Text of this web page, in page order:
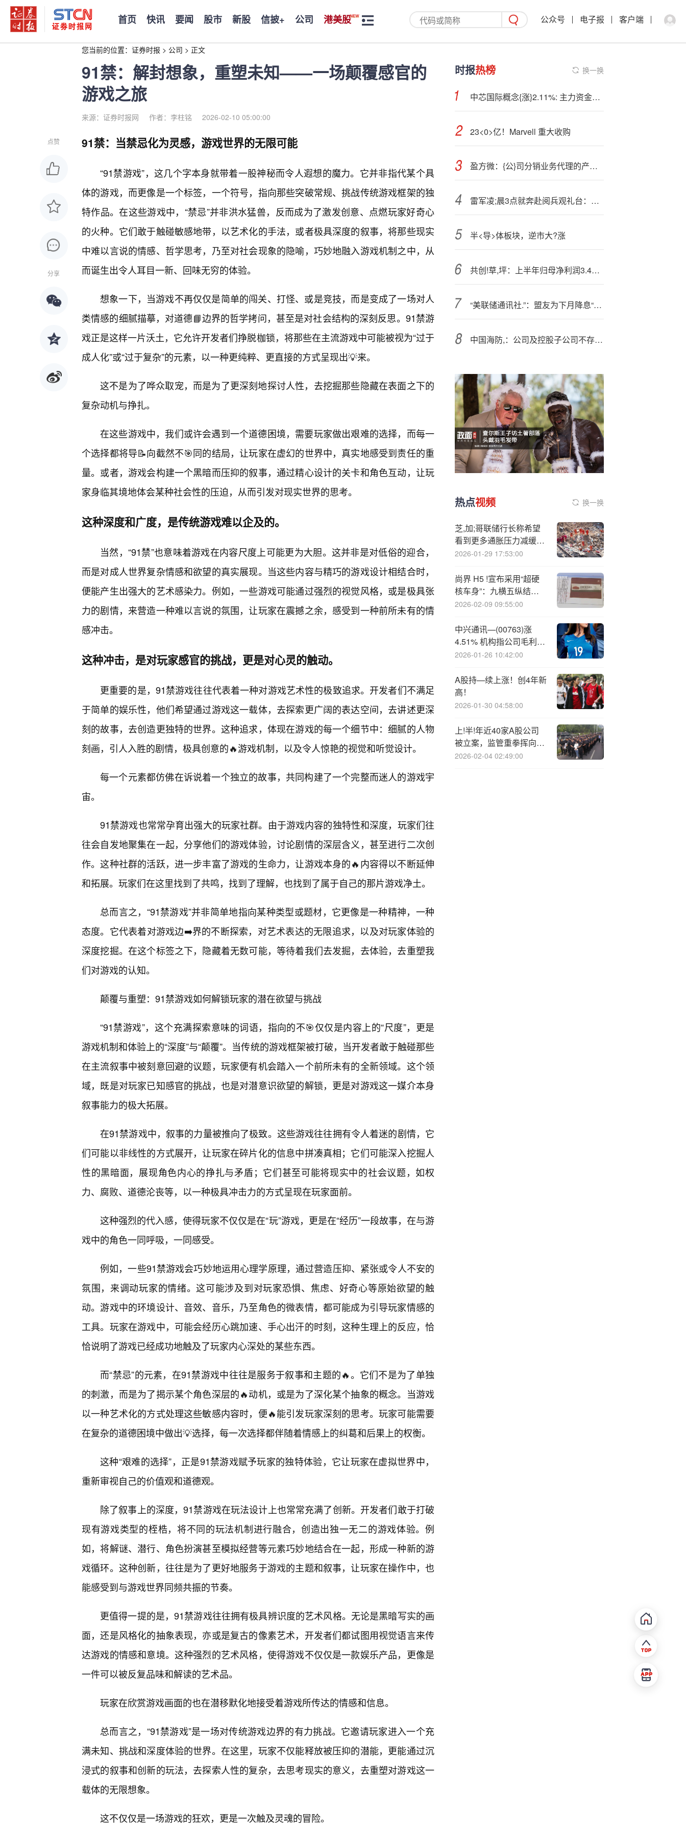
首页 快讯 要闻 股市 新股 信披+ 公司 港美股 公众号 电子报 客户端
您当前的位置： 证券时报 > 公司 > 正文
91禁：解封想象，重塑未知——一场颠覆感官的
游戏之旅
来源：证券时报网 作者：李柱铭 2026-02-10 05:00:00
点赞
分享
91禁：当禁忌化为灵感，游戏世界的无限可能
“91禁游戏”，这几个字本身就带着一股神秘而令人遐想的魔力。它并非指代某个具
体的游戏，而更像是一个标签，一个符号，指向那些突破常规、挑战传统游戏框架的独
特作品。在这些游戏中，“禁忌”并非洪水猛兽，反而成为了激发创意、点燃玩家好奇心
的火种。它们敢于触碰敏感地带，以艺术化的手法，或者极具深度的叙事，将那些现实
中难以言说的情感、哲学思考，乃至对社会现象的隐喻，巧妙地融入游戏机制之中，从
而诞生出令人耳目一新、回味无穷的体验。
想象一下，当游戏不再仅仅是简单的闯关、打怪、或是竞技，而是变成了一场对人
类情感的细腻描摹，对道德📘边界的哲学拷问，甚至是对社会结构的深刻反思。91禁游
戏正是这样一片沃土，它允许开发者们挣脱枷锁，将那些在主流游戏中可能被视为“过于
成人化”或“过于复杂”的元素，以一种更纯粹、更直接的方式呈现出💡来。
这不是为了哗众取宠，而是为了更深刻地探讨人性，去挖掘那些隐藏在表面之下的
复杂动机与挣扎。
在这些游戏中，我们或许会遇到一个道德困境，需要玩家做出艰难的选择，而每一
个选择都将导📝向截然不🎯同的结局，让玩家在虚幻的世界中，真实地感受到责任的重
量。或者，游戏会构建一个黑暗而压抑的叙事，通过精心设计的关卡和角色互动，让玩
家身临其境地体会某种社会性的压迫，从而引发对现实世界的思考。
这种深度和广度，是传统游戏难以企及的。
当然，“91禁”也意味着游戏在内容尺度上可能更为大胆。这并非是对低俗的迎合，
而是对成人世界复杂情感和欲望的真实展现。当这些内容与精巧的游戏设计相结合时，
便能产生出强大的艺术感染力。例如，一些游戏可能通过强烈的视觉风格，或是极具张
力的剧情，来营造一种难以言说的氛围，让玩家在震撼之余，感受到一种前所未有的情
感冲击。
这种冲击，是对玩家感官的挑战，更是对心灵的触动。
更重要的是，91禁游戏往往代表着一种对游戏艺术性的极致追求。开发者们不满足
于简单的娱乐性，他们希望通过游戏这一载体，去探索更广阔的表达空间，去讲述更深
刻的故事，去创造更独特的世界。这种追求，体现在游戏的每一个细节中：细腻的人物
刻画，引人入胜的剧情，极具创意的🔥游戏机制，以及令人惊艳的视觉和听觉设计。
每一个元素都仿佛在诉说着一个独立的故事，共同构建了一个完整而迷人的游戏宇
宙。
91禁游戏也常常孕育出强大的玩家社群。由于游戏内容的独特性和深度，玩家们往
往会自发地聚集在一起，分享他们的游戏体验，讨论剧情的深层含义，甚至进行二次创
作。这种社群的活跃，进一步丰富了游戏的生命力，让游戏本身的🔥内容得以不断延伸
和拓展。玩家们在这里找到了共鸣，找到了理解，也找到了属于自己的那片游戏净土。
总而言之，“91禁游戏”并非简单地指向某种类型或题材，它更像是一种精神，一种
态度。它代表着对游戏边➡️界的不断探索，对艺术表达的无限追求，以及对玩家体验的
深度挖掘。在这个标签之下，隐藏着无数可能，等待着我们去发掘，去体验，去重塑我
们对游戏的认知。
颠覆与重塑：91禁游戏如何解锁玩家的潜在欲望与挑战
“91禁游戏”，这个充满探索意味的词语，指向的不🎯仅仅是内容上的“尺度”，更是
游戏机制和体验上的“深度”与“颠覆”。当传统的游戏框架被打破，当开发者敢于触碰那些
在主流叙事中被刻意回避的议题，玩家便有机会踏入一个前所未有的全新领域。这个领
域，既是对玩家已知感官的挑战，也是对潜意识欲望的解锁，更是对游戏这一媒介本身
叙事能力的极大拓展。
在91禁游戏中，叙事的力量被推向了极致。这些游戏往往拥有令人着迷的剧情，它
们可能以非线性的方式展开，让玩家在碎片化的信息中拼凑真相；它们可能深入挖掘人
性的黑暗面，展现角色内心的挣扎与矛盾；它们甚至可能将现实中的社会议题，如权
力、腐败、道德沦丧等，以一种极具冲击力的方式呈现在玩家面前。
这种强烈的代入感，使得玩家不仅仅是在“玩”游戏，更是在“经历”一段故事，在与游
戏中的角色一同呼吸，一同感受。
例如，一些91禁游戏会巧妙地运用心理学原理，通过营造压抑、紧张或令人不安的
氛围，来调动玩家的情绪。这可能涉及到对玩家恐惧、焦虑、好奇心等原始欲望的触
动。游戏中的环境设计、音效、音乐，乃至角色的微表情，都可能成为引导玩家情感的
工具。玩家在游戏中，可能会经历心跳加速、手心出汗的时刻，这种生理上的反应，恰
恰说明了游戏已经成功地触及了玩家内心深处的某些东西。
而“禁忌”的元素，在91禁游戏中往往是服务于叙事和主题的🔥。它们不是为了单独
的刺激，而是为了揭示某个角色深层的🔥动机，或是为了深化某个抽象的概念。当游戏
以一种艺术化的方式处理这些敏感内容时，便🔥能引发玩家深刻的思考。玩家可能需要
在复杂的道德困境中做出💡选择，每一次选择都伴随着情感上的纠葛和后果上的权衡。
这种“艰难的选择”，正是91禁游戏赋予玩家的独特体验，它让玩家在虚拟世界中，
重新审视自己的价值观和道德观。
除了叙事上的深度，91禁游戏在玩法设计上也常常充满了创新。开发者们敢于打破
现有游戏类型的桎梏，将不同的玩法机制进行融合，创造出独一无二的游戏体验。例
如，将解谜、潜行、角色扮演甚至模拟经营等元素巧妙地结合在一起，形成一种新的游
戏循环。这种创新，往往是为了更好地服务于游戏的主题和叙事，让玩家在操作中，也
能感受到与游戏世界同频共振的节奏。
更值得一提的是，91禁游戏往往拥有极具辨识度的艺术风格。无论是黑暗写实的画
面，还是风格化的抽象表现，亦或是复古的像素艺术，开发者们都试图用视觉语言来传
达游戏的情感和意境。这种强烈的艺术风格，使得游戏不仅仅是一款娱乐产品，更像是
一件可以被反复品味和解读的艺术品。
玩家在欣赏游戏画面的也在潜移默化地接受着游戏所传达的情感和信息。
总而言之，“91禁游戏”是一场对传统游戏边界的有力挑战。它邀请玩家进入一个充
满未知、挑战和深度体验的世界。在这里，玩家不仅能释放被压抑的潜能，更能通过沉
浸式的叙事和创新的玩法，去探索人性的复杂，去思考现实的意义，去重塑对游戏这一
载体的无限想象。
这不仅仅是一场游戏的狂欢，更是一次触及灵魂的冒险。
时报热榜 换一换
中芯国际概念{涨}2.11%: 主力资金净流入36股
23<0>亿！Marvell 重大收购
盈方微：{公}司分销业务代理的产品包括存储芯片
雷军凌;晨3点就奔赴阅兵观礼台：带小米AI眼镜微笑面对大家
半<导>体板块，逆市大?涨
共创!草,坪：上半年归母净利润3.45亿元，同比增长21.69%
“美联储通讯社.”：盟友为下月降息“铺平道路”，鲍威尔将抉择“鹰派降息”还是“鸽派暂停”
中国海防,：公司及控股子公司不存在逾期担保
热点视频 换一换
芝,加;哥联储行长称希望
看到更多通胀压力减缓的
迹象
2026-01-29 17:53:00
尚界 H5 !宣布采用“超硬
核车身”：九横五纵结
构，高强钢及铝合金占比
2026-02-09 09:55:00
中兴通讯—(00763)涨
4.51% 机构指公司毛利率
将随着国产GPU逐步取代
2026-01-26 10:42:00
A股持—续上涨！创4年新
高！
2026-01-30 04:58:00
上!半!年近40家A股公司
被立案，监管重拳挥向了
谁？
2026-02-04 02:49:00